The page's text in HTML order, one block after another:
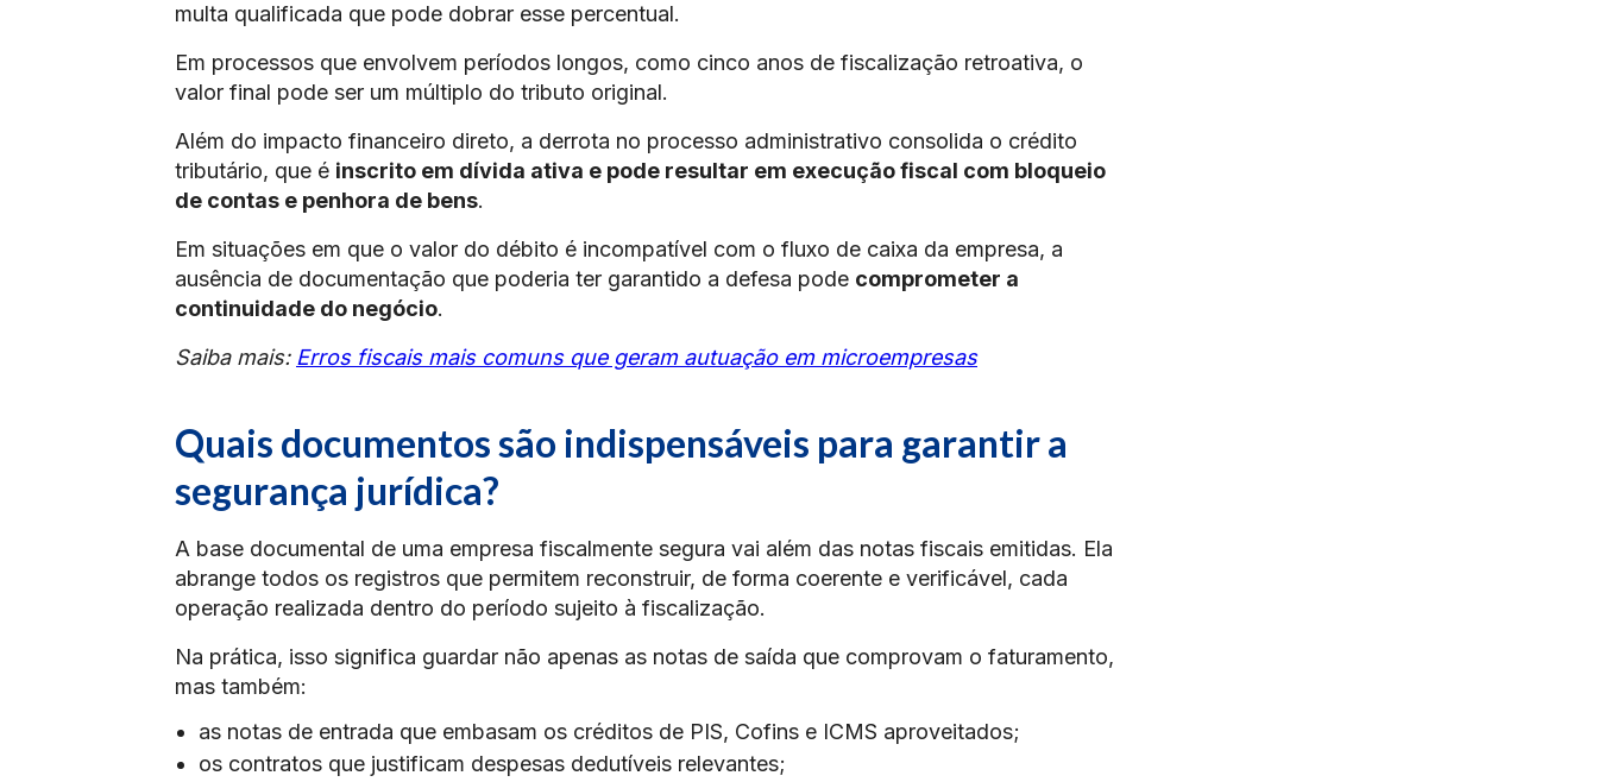
multa qualificada que pode dobrar esse percentual.
Em processos que envolvem períodos longos, como cinco anos de fiscalização retroativa, o
valor final pode ser um múltiplo do tributo original.
Além do impacto financeiro direto, a derrota no processo administrativo consolida o crédito
tributário, que é inscrito em dívida ativa e pode resultar em execução fiscal com bloqueio
de contas e penhora de bens.
Em situações em que o valor do débito é incompatível com o fluxo de caixa da empresa, a
ausência de documentação que poderia ter garantido a defesa pode comprometer a
continuidade do negócio.
Saiba mais: Erros fiscais mais comuns que geram autuação em microempresas
Quais documentos são indispensáveis para garantir a
segurança jurídica?
A base documental de uma empresa fiscalmente segura vai além das notas fiscais emitidas. Ela
abrange todos os registros que permitem reconstruir, de forma coerente e verificável, cada
operação realizada dentro do período sujeito à fiscalização.
Na prática, isso significa guardar não apenas as notas de saída que comprovam o faturamento,
mas também:
as notas de entrada que embasam os créditos de PIS, Cofins e ICMS aproveitados;
os contratos que justificam despesas dedutíveis relevantes;